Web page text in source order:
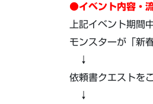
●イベント内容・
上記イベント期間
モンスターが「新
↓
依頼書クエストを
↓